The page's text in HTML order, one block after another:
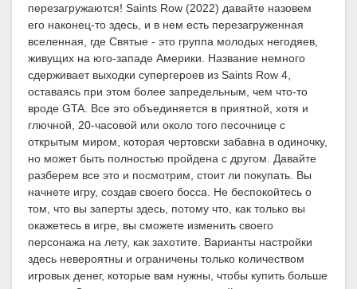
перезагружаются! Saints Row (2022) давайте назовем
его наконец-то здесь, и в нем есть перезагруженная
вселенная, где Святые - это группа молодых негодяев,
живущих на юго-западе Америки. Название немного
сдерживает выходки супергероев из Saints Row 4,
оставаясь при этом более запредельным, чем что-то
вроде GTA. Все это объединяется в приятной, хотя и
глючной, 20-часовой или около того песочнице с
открытым миром, которая чертовски забавна в одиночку,
но может быть полностью пройдена с другом. Давайте
разберем все это и посмотрим, стоит ли покупать. Вы
начнете игру, создав своего босса. Не беспокойтесь о
том, что вы заперты здесь, потому что, как только вы
окажетесь в игре, вы сможете изменить своего
персонажа на лету, как захотите. Варианты настройки
здесь невероятны и ограничены только количеством
игровых денег, которые вам нужны, чтобы купить больше